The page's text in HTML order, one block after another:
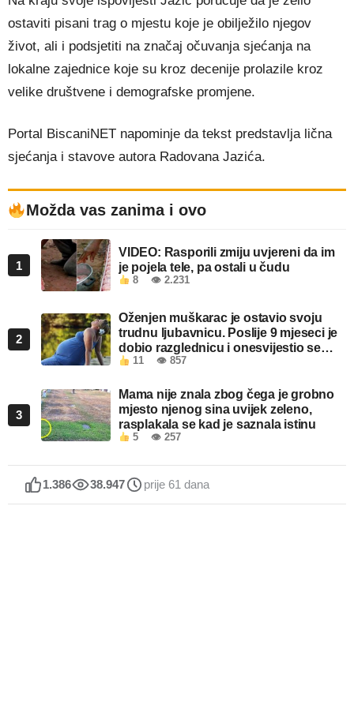
ostaviti pisani trag o mjestu koje je obilježilo njegov
život, ali i podsjetiti na značaj očuvanja sjećanja na
lokalne zajednice koje su kroz decenije prolazile kroz
velike društvene i demografske promjene.
Portal BiscaniNET napominje da tekst predstavlja lična
sjećanja i stavove autora Radovana Jazića.
Možda vas zanima i ovo
1
VIDEO: Rasporili zmiju uvjereni da im
je pojela tele, pa ostali u čudu
8 👁 2.231
2
Oženjen muškarac je ostavio svoju
trudnu ljubavnicu. Poslije 9 mjeseci je
dobio razglednicu i onesvijestio se
kada je pročitao šta piše!
11 👁 857
3
Mama nije znala zbog čega je grobno
mjesto njenog sina uvijek zeleno,
rasplakala se kad je saznala istinu
5 👁 257
1.386 38.947 prije 61 dana